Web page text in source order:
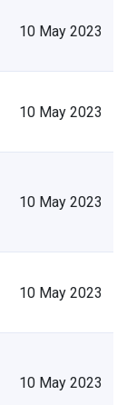
10 May 2023
10 May 2023
10 May 2023
10 May 2023
10 May 2023